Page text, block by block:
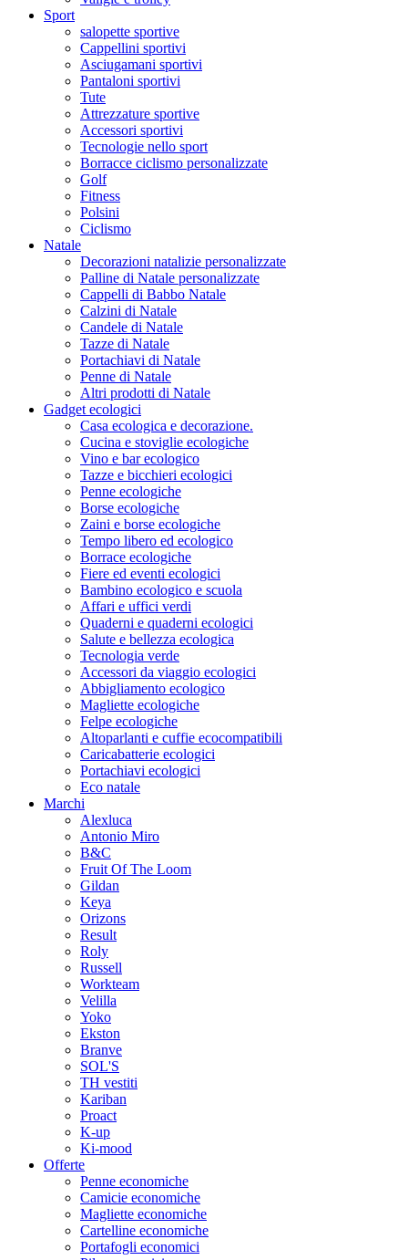
Sport
salopette sportive
Cappellini sportivi
Asciugamani sportivi
Pantaloni sportivi
Tute
Attrezzature sportive
Accessori sportivi
Tecnologie nello sport
Borracce ciclismo personalizzate
Golf
Fitness
Polsini
Ciclismo
Natale
Decorazioni natalizie personalizzate
Palline di Natale personalizzate
Cappelli di Babbo Natale
Calzini di Natale
Candele di Natale
Tazze di Natale
Portachiavi di Natale
Penne di Natale
Altri prodotti di Natale
Gadget ecologici
Casa ecologica e decorazione.
Cucina e stoviglie ecologiche
Vino e bar ecologico
Tazze e bicchieri ecologici
Penne ecologiche
Borse ecologiche
Zaini e borse ecologiche
Tempo libero ed ecologico
Borrace ecologiche
Fiere ed eventi ecologici
Bambino ecologico e scuola
Affari e uffici verdi
Quaderni e quaderni ecologici
Salute e bellezza ecologica
Tecnologia verde
Accessori da viaggio ecologici
Abbigliamento ecologico
Magliette ecologiche
Felpe ecologiche
Altoparlanti e cuffie ecocompatibili
Caricabatterie ecologici
Portachiavi ecologici
Eco natale
Marchi
Alexluca
Antonio Miro
B&C
Fruit Of The Loom
Gildan
Keya
Orizons
Result
Roly
Russell
Workteam
Velilla
Yoko
Ekston
Branve
SOL'S
TH vestiti
Kariban
Proact
K-up
Ki-mood
Offerte
Penne economiche
Camicie economiche
Magliette economiche
Cartelline economiche
Portafogli economici